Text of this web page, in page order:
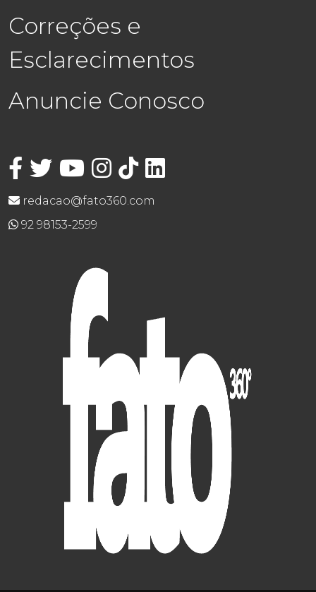
Correções e
Esclarecimentos
Anuncie Conosco
redacao@fato360.com
92 98153-2599